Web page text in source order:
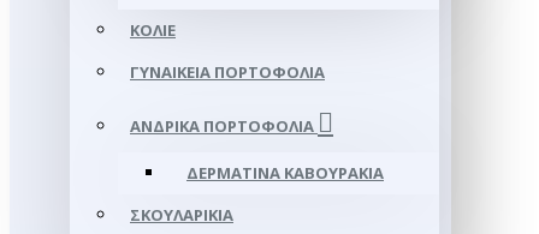
ΚΟΛΙΈ
ΓΥΝΑΙΚΕΊΑ ΠΟΡΤΟΦΌΛΙΑ
ΑΝΔΡΙΚΆ ΠΟΡΤΟΦΌΛΙΑ
ΔΕΡΜΆΤΙΝΑ ΚΑΒΟΥΡΆΚΙΑ
ΣΚΟΥΛΑΡΊΚΙΑ